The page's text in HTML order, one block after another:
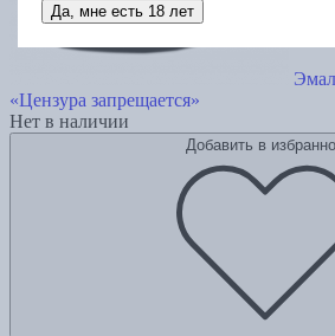
«Цензура запрещается»
Нет в наличии
Добавить в
Да, мне есть 18 лет